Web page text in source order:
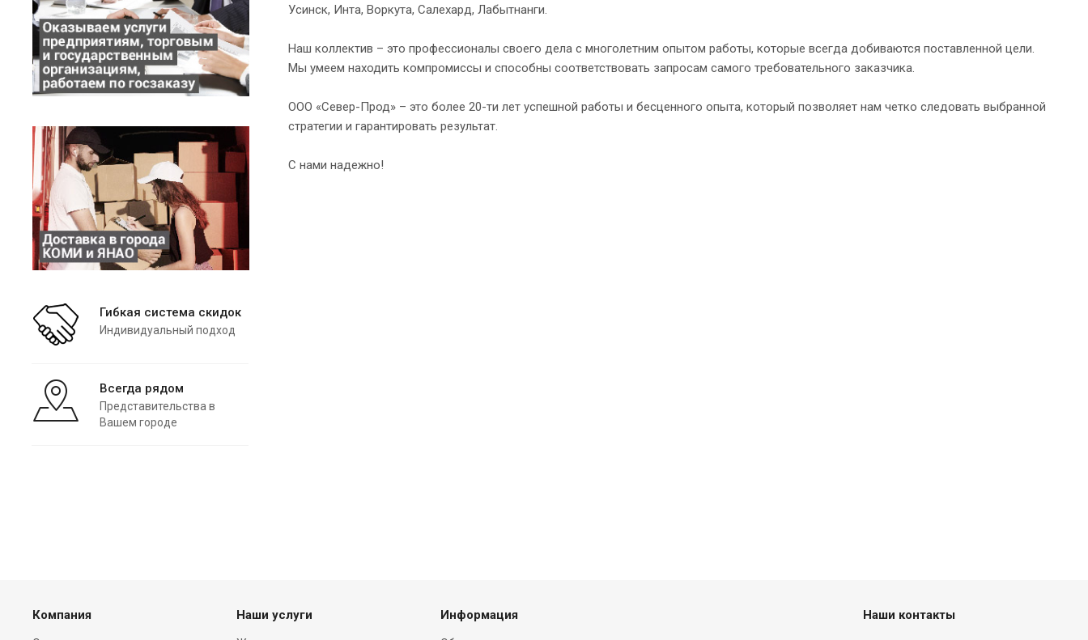
Усинск, Инта, Воркута, Салехард, Лабытнанги.
Наш коллектив – это профессионалы своего дела с многолетним опытом работы, которые всегда добиваются поставленной цели.
Мы умеем находить компромиссы и способны соответствовать запросам самого требовательного заказчика.
ООО «Север-Прод» – это более 20-ти лет успешной работы и бесценного опыта, который позволяет нам четко следовать выбранной
стратегии и гарантировать результат.
С нами надежно!
Гибкая система скидок
Индивидуальный подход
Всегда рядом
Представительства в
Вашем городе
Компания Наши услуги Информация Наши контакты